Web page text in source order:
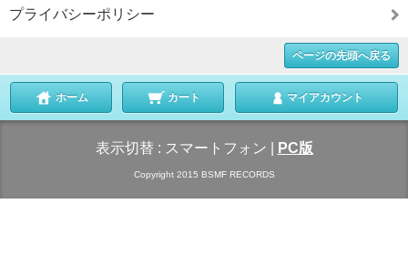
プライバシーポリシー
ページの先頭へ戻る
ホーム カート マイアカウント
表示切替 : スマートフォン PC版
Copyright 2015 BSMF RECORDS